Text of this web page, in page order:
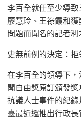
李百全就任至少導致
廖慧玲、王祿霞和
問題而聞名的記者
史無前例的決定：
在李百全的領導下
聞自由獎原訂頒發
抗議人士事件的紀
臺最近還推出行政長